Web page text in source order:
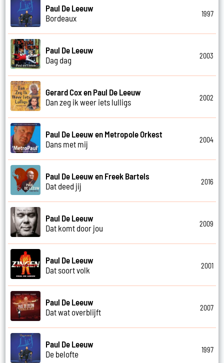
Paul De Leeuw
Bordeaux
1997
Paul De Leeuw
Dag dag
2003
Gerard Cox en Paul De Leeuw
Dan zeg ik weer iets lulligs
2002
Paul De Leeuw en Metropole Orkest
Dans met mij
2004
Paul De Leeuw en Freek Bartels
Dat deed jij
2016
Paul De Leeuw
Dat komt door jou
2009
Paul De Leeuw
Dat soort volk
2001
Paul De Leeuw
Dat wat overblijft
2007
Paul De Leeuw
De belofte
1997